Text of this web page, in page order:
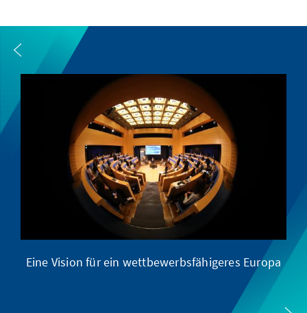
Eine Vision für ein wettbewerbsfähigeres Europa